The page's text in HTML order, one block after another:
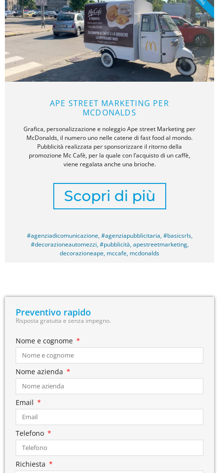
APE STREET MARKETING PER
MCDONALDS
Grafica, personalizzazione e noleggio Ape street Marketing per
McDonalds, il numero uno nelle catene di fast food al mondo.
Pubblicità realizzata per sponsorizzare il ritorno della
promozione Mc Cafè, per la quale con l’acquisto di un caffè,
viene regalata anche una brioche.
Scopri di più
#agenziadicomunicazione,#agenziapubblicitaria,#basicsrls,
#decorazioneautomezzi,#pubblicità,apestreetmarketing,
decorazioneape, mccafe, mcdonalds
Preventivo rapido
Risposta gratuita e senza impegno.
Nome e cognome
Nome azienda
Email
Telefono
Richiesta